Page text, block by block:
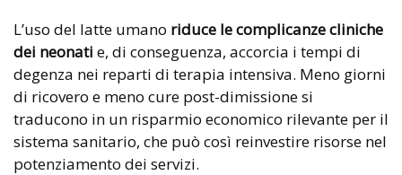
L’uso del latte umano riduce le complicanze cliniche
dei neonati e, di conseguenza, accorcia i tempi di
degenza nei reparti di terapia intensiva. Meno giorni
di ricovero e meno cure post-dimissione si
traducono in un risparmio economico rilevante per il
sistema sanitario, che può così reinvestire risorse nel
potenziamento dei servizi.